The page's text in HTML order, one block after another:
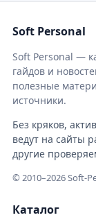
Soft Personal
Soft Personal —
гайдов и
полезные
источники.
Без кряков,
ведут на сайты
другие
© 2010–2026 Soft-
Каталог